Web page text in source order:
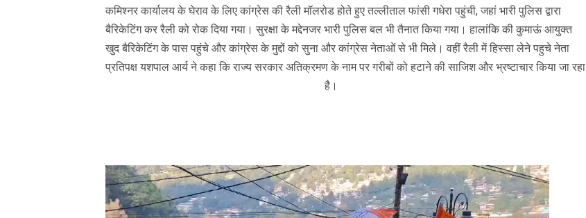
कमिश्नर कार्यालय के घेराव के लिए कांग्रेस की रैली मॉलरोड होते हुए तल्लीताल फांसी गधेरा पहुंची, जहां भारी पुलिस द्वारा
बैरिकेटिंग कर रैली को रोक दिया गया। सुरक्षा के मद्देनजर भारी पुलिस बल भी तैनात किया गया। हालांकि की कुमाऊं आयुक्त
खुद बैरिकेटिंग के पास पहुंचे और कांग्रेस के मुद्दों को सुना और कांग्रेस नेताओं से भी मिले। वहीं रैली में हिस्सा लेने पहुचे नेता
प्रतिपक्ष यशपाल आर्य ने कहा कि राज्य सरकार अतिक्रमण के नाम पर गरीबों को हटाने की साजिश और भ्रष्टाचार किया जा रहा
है।